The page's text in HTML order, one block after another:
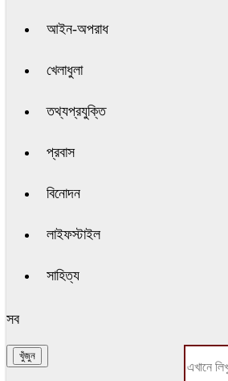
আইন-অপরাধ
খেলাধুলা
তথ্যপ্রযুক্তি
প্রবাস
বিনোদন
লাইফস্টাইল
সাহিত্য
সব